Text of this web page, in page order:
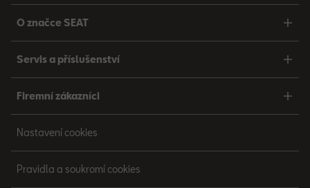
O značce SEAT
Servis a příslušenství
Firemní zákazníci
Nastavení cookies
Pravidla a soukromí cookies